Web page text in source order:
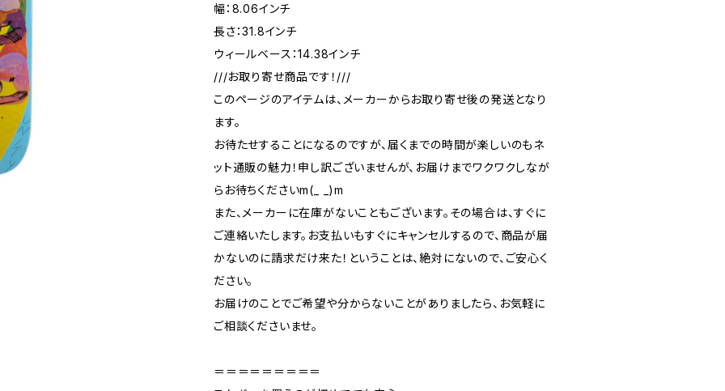
幅：8.06インチ
長さ：31.8インチ
ウィールベース：14.38インチ
///お取り寄せ商品です！///
このページのアイテムは、メーカーからお取り寄せ後の発送となり
ます。
お待たせすることになるのですが、届くまでの時間が楽しいのもネ
ット通販の魅力！申し訳ございませんが、お届けまでワクワクしなが
らお待ちくださいm(_ _)m
また、メーカーに在庫がないこともございます。その場合は、すぐに
ご連絡いたします。お支払いもすぐにキャンセルするので、商品が届
かないのに請求だけ来た！ということは、絶対にないので、ご安心く
ださい。
お届けのことでご希望や分からないことがありましたら、お気軽に
ご相談くださいませ。
＝＝＝＝＝＝＝＝＝